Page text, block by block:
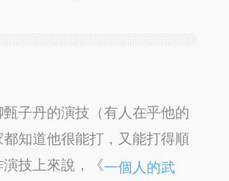
子丹的演技（有人在乎他的
知道他很能打，又能打得順
技上來說，《一個人的武